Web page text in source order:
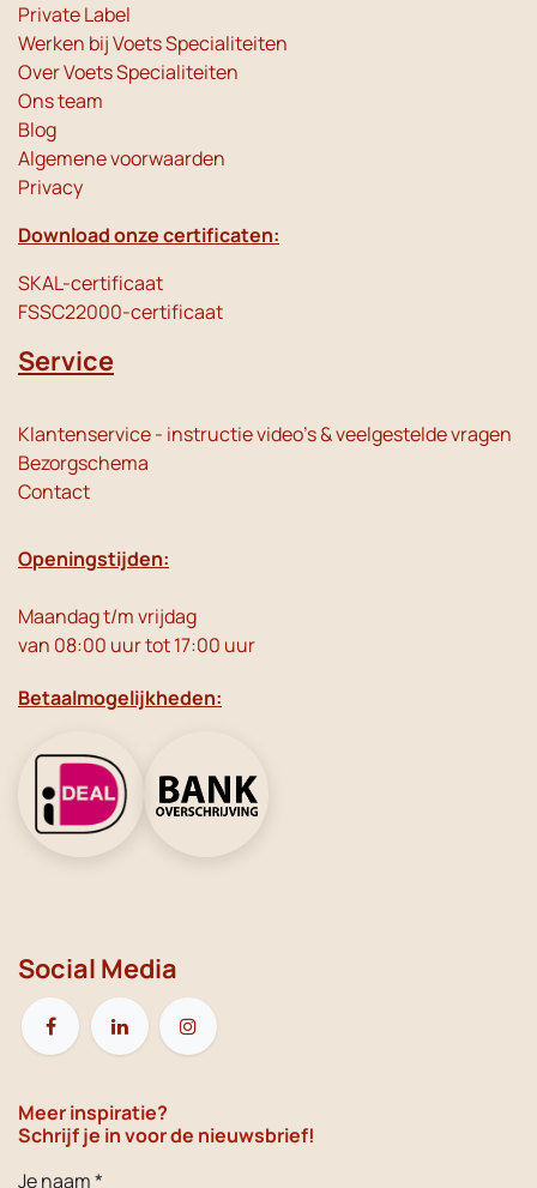
Private Label
Werken bij Voets Specialiteiten
Over Voets Specialiteiten
Ons team
Blog
Algemene voorwaarden
Privacy
Download onze certificaten:
SKAL-certificaat
FSSC22000-certificaat
Service
Klantenservice - instructie video's & veelgestelde vragen
Bezorgschema
Contact
Openingstijden:
Maandag t/m vrijdag
van 08:00 uur tot 17:00 uur
Betaalmogelijkheden:
Social Media
Meer inspiratie?
Schrijf je in voor de nieuwsbrief!
Je naam *